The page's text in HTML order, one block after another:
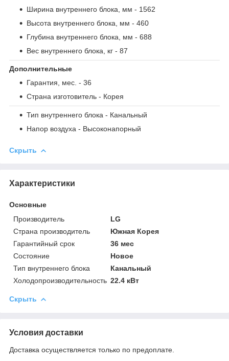
Ширина внутреннего блока, мм - 1562
Высота внутреннего блока, мм - 460
Глубина внутреннего блока, мм - 688
Вес внутреннего блока, кг - 87
Дополнительные
Гарантия, мес. - 36
Страна изготовитель - Корея
Тип внутреннего блока - Канальный
Напор воздуха - Высоконапорный
Скрыть
Характеристики
Основные
Производитель
LG
Страна производитель
Южная Корея
Гарантийный срок
36 мес
Состояние
Новое
Тип внутреннего блока
Канальный
Холодопроизводительность 22.4 кВт
Скрыть
Условия доставки
Доставка осуществляется только по предоплате.